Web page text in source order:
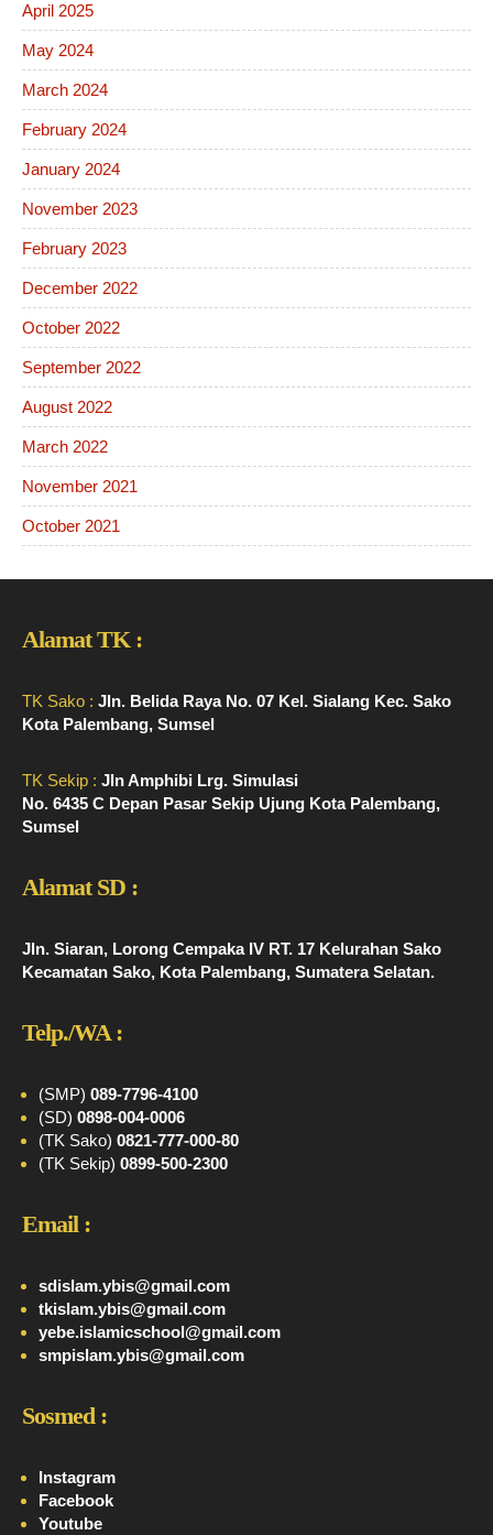
April 2025
May 2024
March 2024
February 2024
January 2024
November 2023
February 2023
December 2022
October 2022
September 2022
August 2022
March 2022
November 2021
October 2021
Alamat TK :
TK Sako : Jln. Belida Raya No. 07 Kel. Sialang Kec. Sako
Kota Palembang, Sumsel
TK Sekip : Jln Amphibi Lrg. Simulasi
No. 6435 C Depan Pasar Sekip Ujung Kota Palembang,
Sumsel
Alamat SD :
Jln. Siaran, Lorong Cempaka IV RT. 17 Kelurahan Sako
Kecamatan Sako, Kota Palembang, Sumatera Selatan.
Telp./WA :
(SMP) 089-7796-4100
(SD) 0898-004-0006
(TK Sako) 0821-777-000-80
(TK Sekip) 0899-500-2300
Email :
sdislam.ybis@gmail.com
tkislam.ybis@gmail.com
yebe.islamicschool@gmail.com
smpislam.ybis@gmail.com
Sosmed :
Instagram
Facebook
Youtube